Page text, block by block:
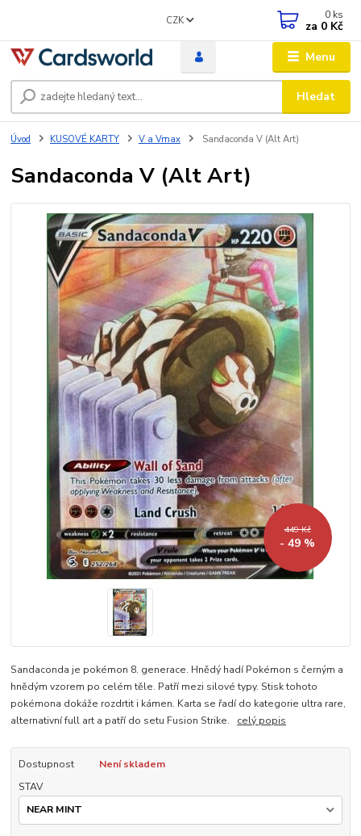
Menu
CZK
Hledat
0 ks
za 0 Kč
Úvod KUSOVÉ KARTY V a Vmax Sandaconda V (Alt Art)
Sandaconda V (Alt Art)
449 Kč
- 49 %
Sandaconda je pokémon 8. generace. Hnědý hadí Pokémon s černým a
hnědým vzorem po celém těle. Patří mezi silové typy. Stisk tohoto
pokémona dokáže rozdrtit i kámen. Karta se řadí do kategorie ultra rare,
alternativní full art a patří do setu Fusion Strike. celý popis
Dostupnost
Není skladem
STAV